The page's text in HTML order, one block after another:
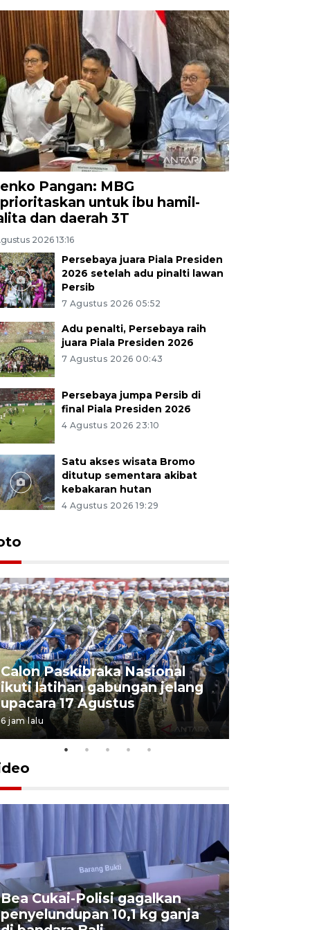
Pangan: MBG
untuk ibu hamil-
dan daerah 3T
2026 13:16
Persebaya juara Piala Presiden
2026 setelah adu pinalti lawan
Persib
7 Agustus 2026 05:52
Adu penalti, Persebaya raih
juara Piala Presiden 2026
7 Agustus 2026 00:43
Persebaya jumpa Persib di
final Piala Presiden 2026
4 Agustus 2026 23:10
Satu akses wisata Bromo
ditutup sementara akibat
kebakaran hutan
4 Agustus 2026 19:29
Calon Paskibraka Nasional
ikuti latihan gabungan jelang
upacara 17 Agustus
6 jam lalu
Bea Cukai-Polisi gagalkan
penyelundupan 10,1 kg ganja